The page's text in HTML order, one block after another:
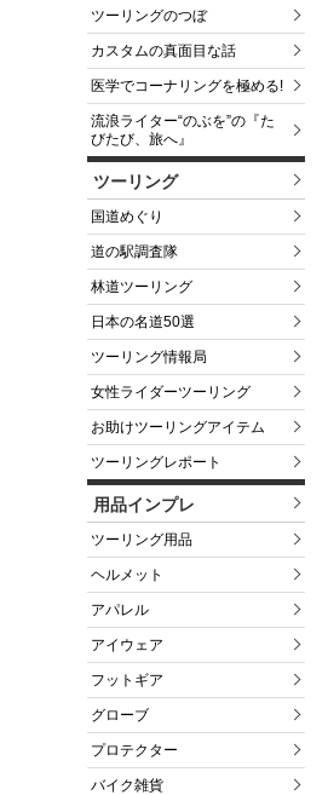
ツーリングのつぼ
カスタムの真面目な話
医学でコーナリングを極める!
流浪ライター“のぶを”の『た
びたび、旅へ』
ツーリング
国道めぐり
道の駅調査隊
林道ツーリング
日本の名道50選
ツーリング情報局
女性ライダーツーリング
お助けツーリングアイテム
ツーリングレポート
用品インプレ
ツーリング用品
ヘルメット
アパレル
アイウェア
フットギア
グローブ
プロテクター
バイク雑貨